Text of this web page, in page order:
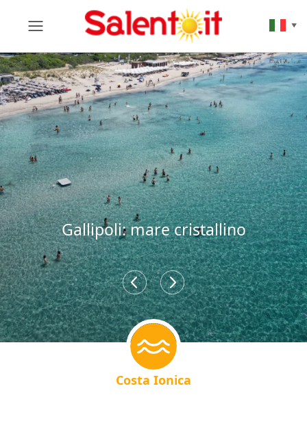
Gallipoli: mare cristallino
Costa Ionica
▼